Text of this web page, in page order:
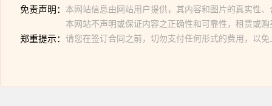
免责声明： 本网站信息由网站用户提供，其内容和图片的真实性
本网站不声明或保证内容之正确性和可靠性，租赁或
郑重提示： 请您在签订合同之前，切勿支付任何形式的费用，以免